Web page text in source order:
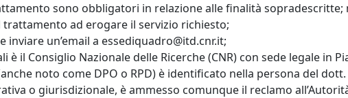
sono obbligatori in relazione alle finalità
ad erogare il servizio richiesto;
un’email a essediquadro@itd.cnr.it;
il Consiglio Nazionale delle Ricerche (CNR) con sede legale in
noto come DPO o RPD) è identificato nella persona del dott.
o giurisdizionale, è ammesso comunque il reclamo